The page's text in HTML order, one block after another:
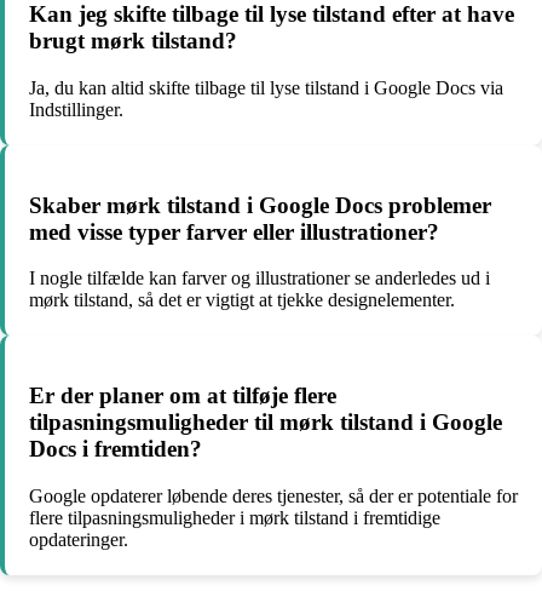
Kan jeg skifte tilbage til lyse tilstand efter at have
brugt mørk tilstand?
Ja, du kan altid skifte tilbage til lyse tilstand i Google Docs via
Indstillinger.
Skaber mørk tilstand i Google Docs problemer
med visse typer farver eller illustrationer?
I nogle tilfælde kan farver og illustrationer se anderledes ud i
mørk tilstand, så det er vigtigt at tjekke designelementer.
Er der planer om at tilføje flere
tilpasningsmuligheder til mørk tilstand i Google
Docs i fremtiden?
Google opdaterer løbende deres tjenester, så der er potentiale for
flere tilpasningsmuligheder i mørk tilstand i fremtidige
opdateringer.